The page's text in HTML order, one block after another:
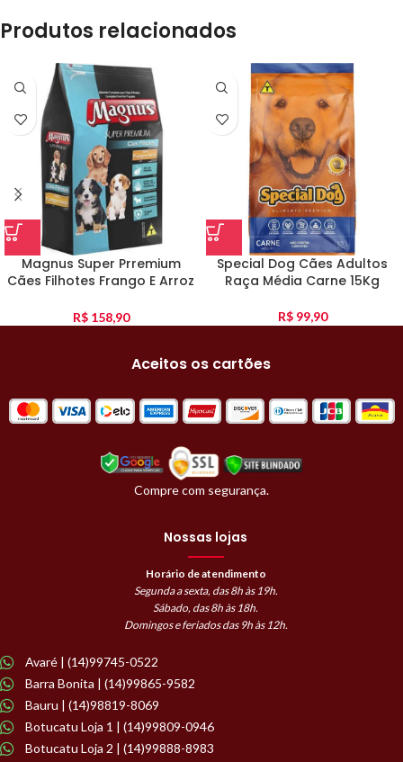
Produtos relacionados
Magnus Super Prremium
Cães Filhotes Frango E Arroz
R$158,90
Special Dog Cães Adultos
Raça Média Carne 15Kg
R$99,90
Aceitos os cartões
Compre com segurança.
Nossas lojas
Horário de atendimento
Segunda a sexta, das 8h às 19h.
Sábado, das 8h às 18h.
Domingos e feriados das 9h às 12h.
Avaré | (14)99745-0522
Barra Bonita | (14)99865-9582
Bauru | (14)98819-8069
Botucatu Loja 1 | (14)99809-0946
Botucatu Loja 2 | (14)99888-8983